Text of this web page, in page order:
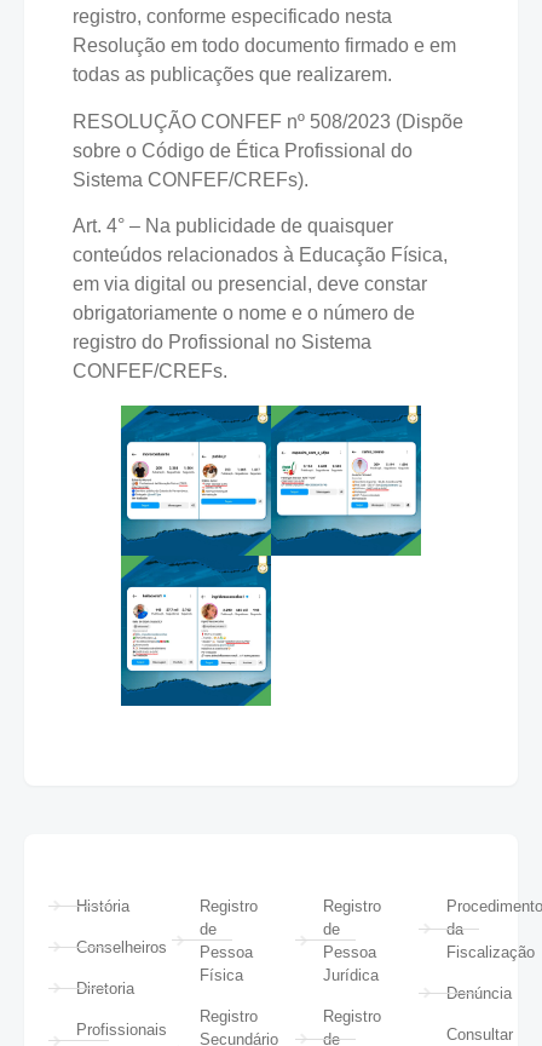
registro, conforme especificado nesta
Resolução em todo documento firmado e em
todas as publicações que realizarem.
RESOLUÇÃO CONFEF nº 508/2023 (Dispõe
sobre o Código de Ética Profissional do
Sistema CONFEF/CREFs).
Art. 4° – Na publicidade de quaisquer
conteúdos relacionados à Educação Física,
em via digital ou presencial, deve constar
obrigatoriamente o nome e o número de
registro do Profissional no Sistema
CONFEF/CREFs.
História
Conselheiros
Diretoria
Profissionais
Registro
de
Pessoa
Física
Registro
Secundário
Registro
de
Pessoa
Jurídica
Registro
de
da
Fiscalização
Denúncia
Consultar